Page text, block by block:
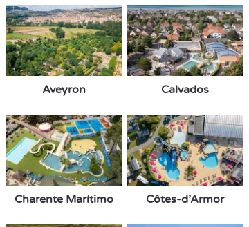
Aveyron Calvados
Charente Marítimo Côtes-d’Armor